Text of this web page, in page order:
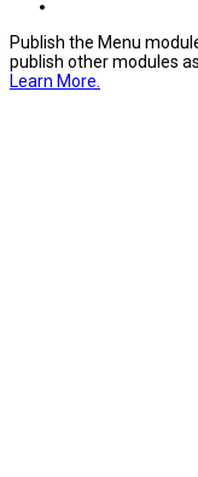
Publish the Menu
publish other modules as
Learn More.